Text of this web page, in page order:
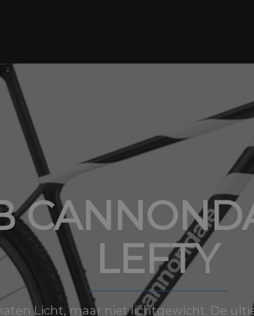
LEFTY
Licht, maar niet lichtgewicht. De